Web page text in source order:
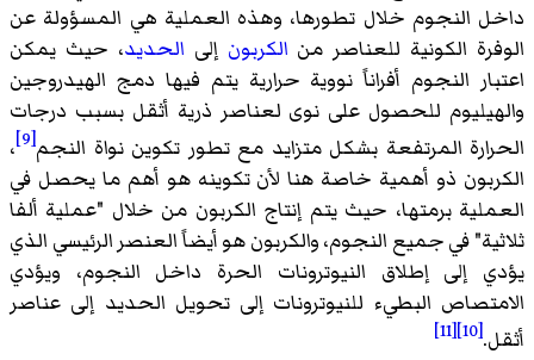
داخل النجوم خلال تطورها، وهذه العملية هي المسؤولة عن
الوفرة الكونية للعناصر من الكربون إلى الحديد، حيث يمكن
اعتبار النجوم أفراناً نووية حرارية يتم فيها دمج الهيدروجين
والهيليوم للحصول على نوى لعناصر ذرية أثقل بسبب درجات
الحرارة المرتفعة بشكل متزايد مع تطور تكوين نواة النجم[9]
،
الكربون ذو أهمية خاصة هنا لأن تكوينه هو أهم ما يحصل في
العملية برمتها، حيث يتم إنتاج الكربون من خلال "عملية ألفا
ثلاثية" في جميع النجوم، والكربون هو أيضاً العنصر الرئيسي الذي
يؤدي إلى إطلاق النيوترونات الحرة داخل النجوم، ويؤدي
الامتصاص البطيء للنيوترونات إلى تحويل الحديد إلى عناصر
أثقل.[10]
[11]